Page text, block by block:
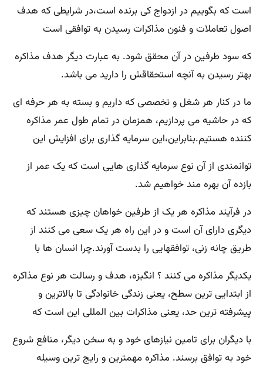
است که بگوییم در ازدواج کی برنده است،‌در شرایطی که هدف
اصول تعاملات و فنون مذاکرات رسیدن به توافقی است
که سود طرفین در آن محقق شود. به عبارت دیگر هدف مذاکره
بهتر رسیدن به آنچه استحقاقش را دارید می باشد.
ما در کنار هر شغل و تخصصی که داریم و بسته به هر حرفه ای
که در حاشیه می پردازیم، همزمان در تمام طول عمر مذاکره
کننده هستیم.بنابراین،این سرمایه گذاری برای افزایش این
توانمندی از آن نوع سرمایه گذاری هایی است که یک عمر از
بازده آن بهره مند خواهیم شد.
در فرآیند مذاکره هر یک از طرفین خواهان چیزی هستند که
دیگری دارای آن است و در این راه هر یک سعی می کنند از
طریق چانه زنی، توافقهایی را بدست آورند.چرا انسان ها با
یکدیگر مذاکره می کنند ؟ انگیزه، هدف و رسالت هر نوع مذاکره
از ابتدایی ترین سطح، یعنی زندگی خانوادگی تا بالاترین و
پیشرفته ترین حد، یعنی مذاکرات بین المللی این است که
با دیگران برای تامین نیازهای خود و به سخن دیگر، منافع شروع
خود به توافق برسند. مذاکره مهمترین و رایج ترین وسیله